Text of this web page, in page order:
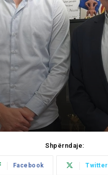
Shpërndaje:
Facebook Twitter